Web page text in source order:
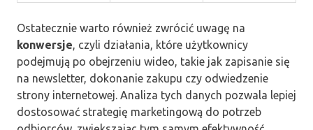
Ostatecznie warto również zwrócić uwagę na
konwersje, czyli działania, które użytkownicy
podejmują po obejrzeniu wideo, takie jak zapisanie się
na newsletter, dokonanie zakupu czy odwiedzenie
strony internetowej. Analiza tych danych pozwala lepiej
dostosować strategię marketingową do potrzeb